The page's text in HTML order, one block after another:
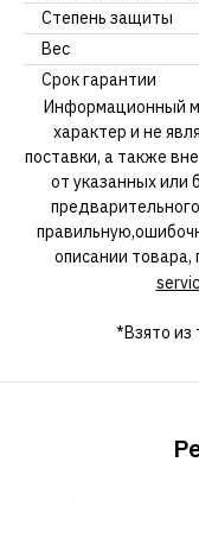
Степень защиты
Вес
Срок гарантии
Информационный
характер и не
поставки, а также
от указанных или
описании
*Взято из